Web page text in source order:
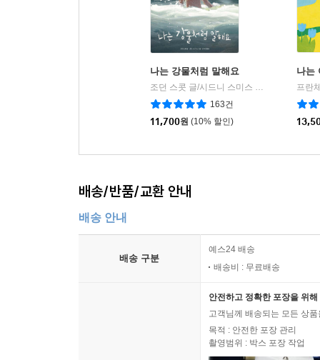
나는 강물처럼 말해요
조던 스콧 글/시드니 스미스 그림/김지은 역 |
163건
11,700원 (10% 할인)
나는
배송/반품/교환 안내
배송 안내
배송 구분
예스24 배송
배송비 : 무료배송
안전하고 정확한 포장을 위
고객님께 배송되는 모든 상
목적 : 안전한 포장 관리
촬영범위 : 박스 포장 작업